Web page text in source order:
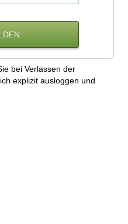
bei Verlassen der
explizit ausloggen und